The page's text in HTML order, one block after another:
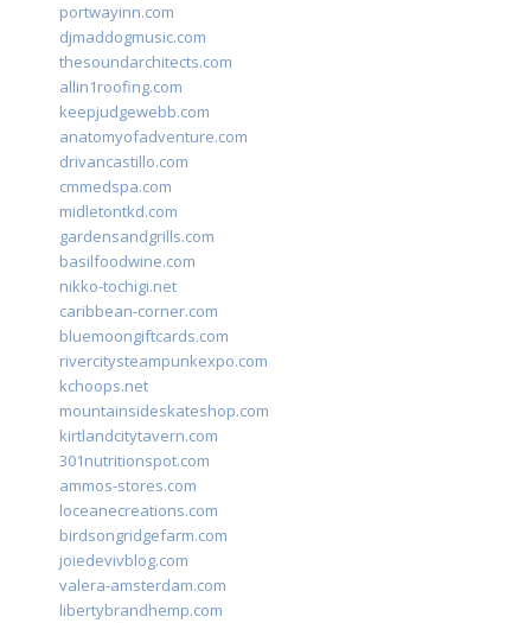
portwayinn.com
djmaddogmusic.com
thesoundarchitects.com
allin1roofing.com
keepjudgewebb.com
anatomyofadventure.com
drivancastillo.com
cmmedspa.com
midletontkd.com
gardensandgrills.com
basilfoodwine.com
nikko-tochigi.net
caribbean-corner.com
bluemoongiftcards.com
rivercitysteampunkexpo.com
kchoops.net
mountainsideskateshop.com
kirtlandcitytavern.com
301nutritionspot.com
ammos-stores.com
loceanecreations.com
birdsongridgefarm.com
joiedevivblog.com
valera-amsterdam.com
libertybrandhemp.com